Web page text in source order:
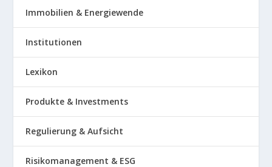
Immobilien & Energiewende
Institutionen
Lexikon
Produkte & Investments
Regulierung & Aufsicht
Risikomanagement & ESG